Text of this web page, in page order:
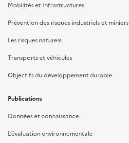
Mobilités et Infrastructures
Prévention des risques industriels et miniers
Les risques naturels
Transports et véhicules
Objectifs du développement durable
Publications
Données et connaissance
L’évaluation environnementale